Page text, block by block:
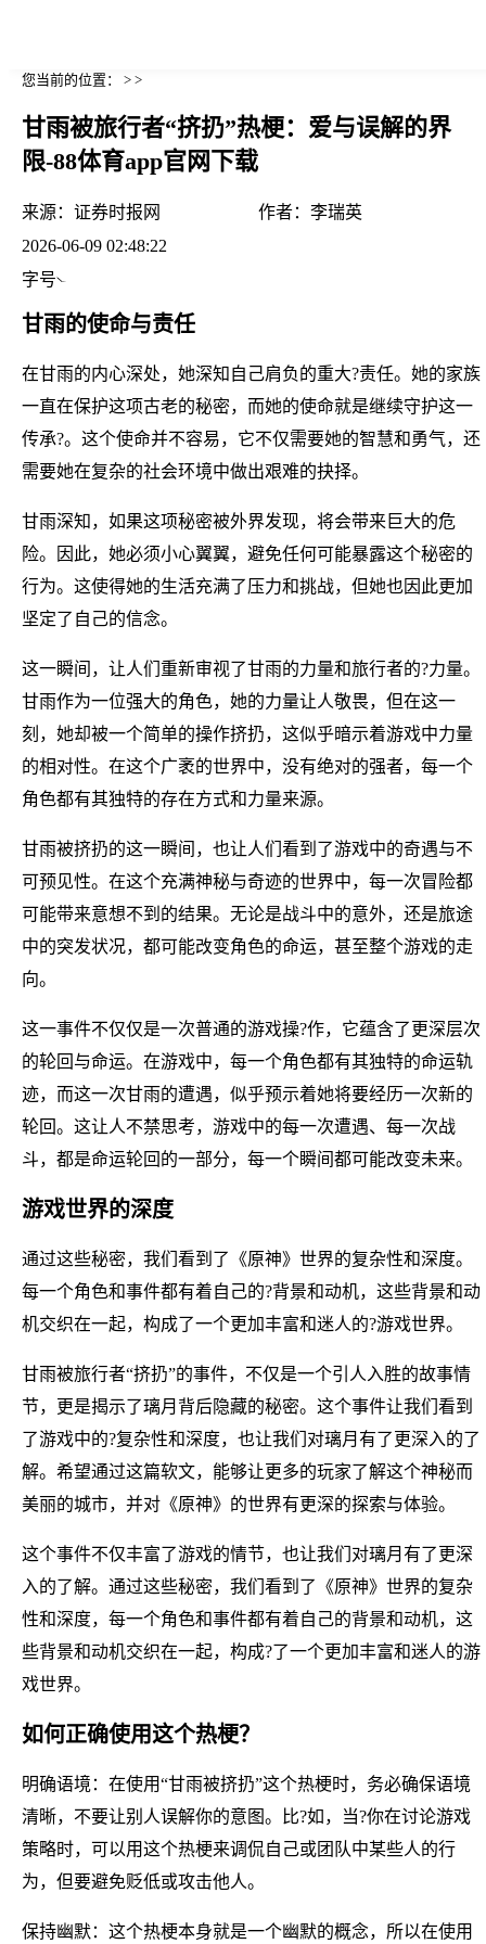
您当前的位置： > >
甘雨被旅行者“挤扔”热梗：爱与误解的界
限-88体育app官网下载
来源： 证券时报网 作者： 李瑞英
2026-06-09 02:48:22
字号
甘雨的使命与责任
在甘雨的内心深处，她深知自己肩负的重大?责任。她的家族
一直在保护这项古老的秘密，而她的使命就是继续守护这一
传承?。这个使命并不容易，它不仅需要她的智慧和勇气，还
需要她在复杂的社会环境中做出艰难的抉择。
甘雨深知，如果这项秘密被外界发现，将会带来巨大的危
险。因此，她必须小心翼翼，避免任何可能暴露这个秘密的
行为。这使得她的生活充满了压力和挑战，但她也因此更加
坚定了自己的信念。
这一瞬间，让人们重新审视了甘雨的力量和旅行者的?力量。
甘雨作为一位强大的角色，她的力量让人敬畏，但在这一
刻，她却被一个简单的操作挤扔，这似乎暗示着游戏中力量
的相对性。在这个广袤的世界中，没有绝对的强者，每一个
角色都有其独特的存在方式和力量来源。
甘雨被挤扔的这一瞬间，也让人们看到了游戏中的奇遇与不
可预见性。在这个充满神秘与奇迹的世界中，每一次冒险都
可能带来意想不到的结果。无论是战斗中的意外，还是旅途
中的突发状况，都可能改变角色的命运，甚至整个游戏的走
向。
这一事件不仅仅是一次普通的游戏操?作，它蕴含了更深层次
的轮回与命运。在游戏中，每一个角色都有其独特的命运轨
迹，而这一次甘雨的遭遇，似乎预示着她将要经历一次新的
轮回。这让人不禁思考，游戏中的每一次遭遇、每一次战
斗，都是命运轮回的一部分，每一个瞬间都可能改变未来。
游戏世界的深度
通过这些秘密，我们看到了《原神》世界的复杂性和深度。
每一个角色和事件都有着自己的?背景和动机，这些背景和动
机交织在一起，构成了一个更加丰富和迷人的?游戏世界。
甘雨被旅行者“挤扔”的事件，不仅是一个引人入胜的故事情
节，更是揭示了璃月背后隐藏的秘密。这个事件让我们看到
了游戏中的?复杂性和深度，也让我们对璃月有了更深入的了
解。希望通过这篇软文，能够让更多的玩家了解这个神秘而
美丽的城市，并对《原神》的世界有更深的探索与体验。
这个事件不仅丰富了游戏的情节，也让我们对璃月有了更深
入的了解。通过这些秘密，我们看到了《原神》世界的复杂
性和深度，每一个角色和事件都有着自己的背景和动机，这
些背景和动机交织在一起，构成?了一个更加丰富和迷人的游
戏世界。
如何正确使用这个热梗？
明确语境：在使用“甘雨被挤扔”这个热梗时，务必确保语境
清晰，不要让别人误解你的意图。比?如，当?你在讨论游戏
策略时，可以用这个热梗来调侃自己或团队中某些人的行
为，但要避免贬低或攻击他人。
保持幽默：这个热梗本身就是一个幽默的概念，所以在使用